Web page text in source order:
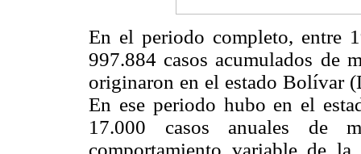
En el periodo completo, entre
997.884 casos acumulados de
originaron en el estado Bolívar
En ese periodo hubo en el
17.000 casos anuales de
comportamiento variable de